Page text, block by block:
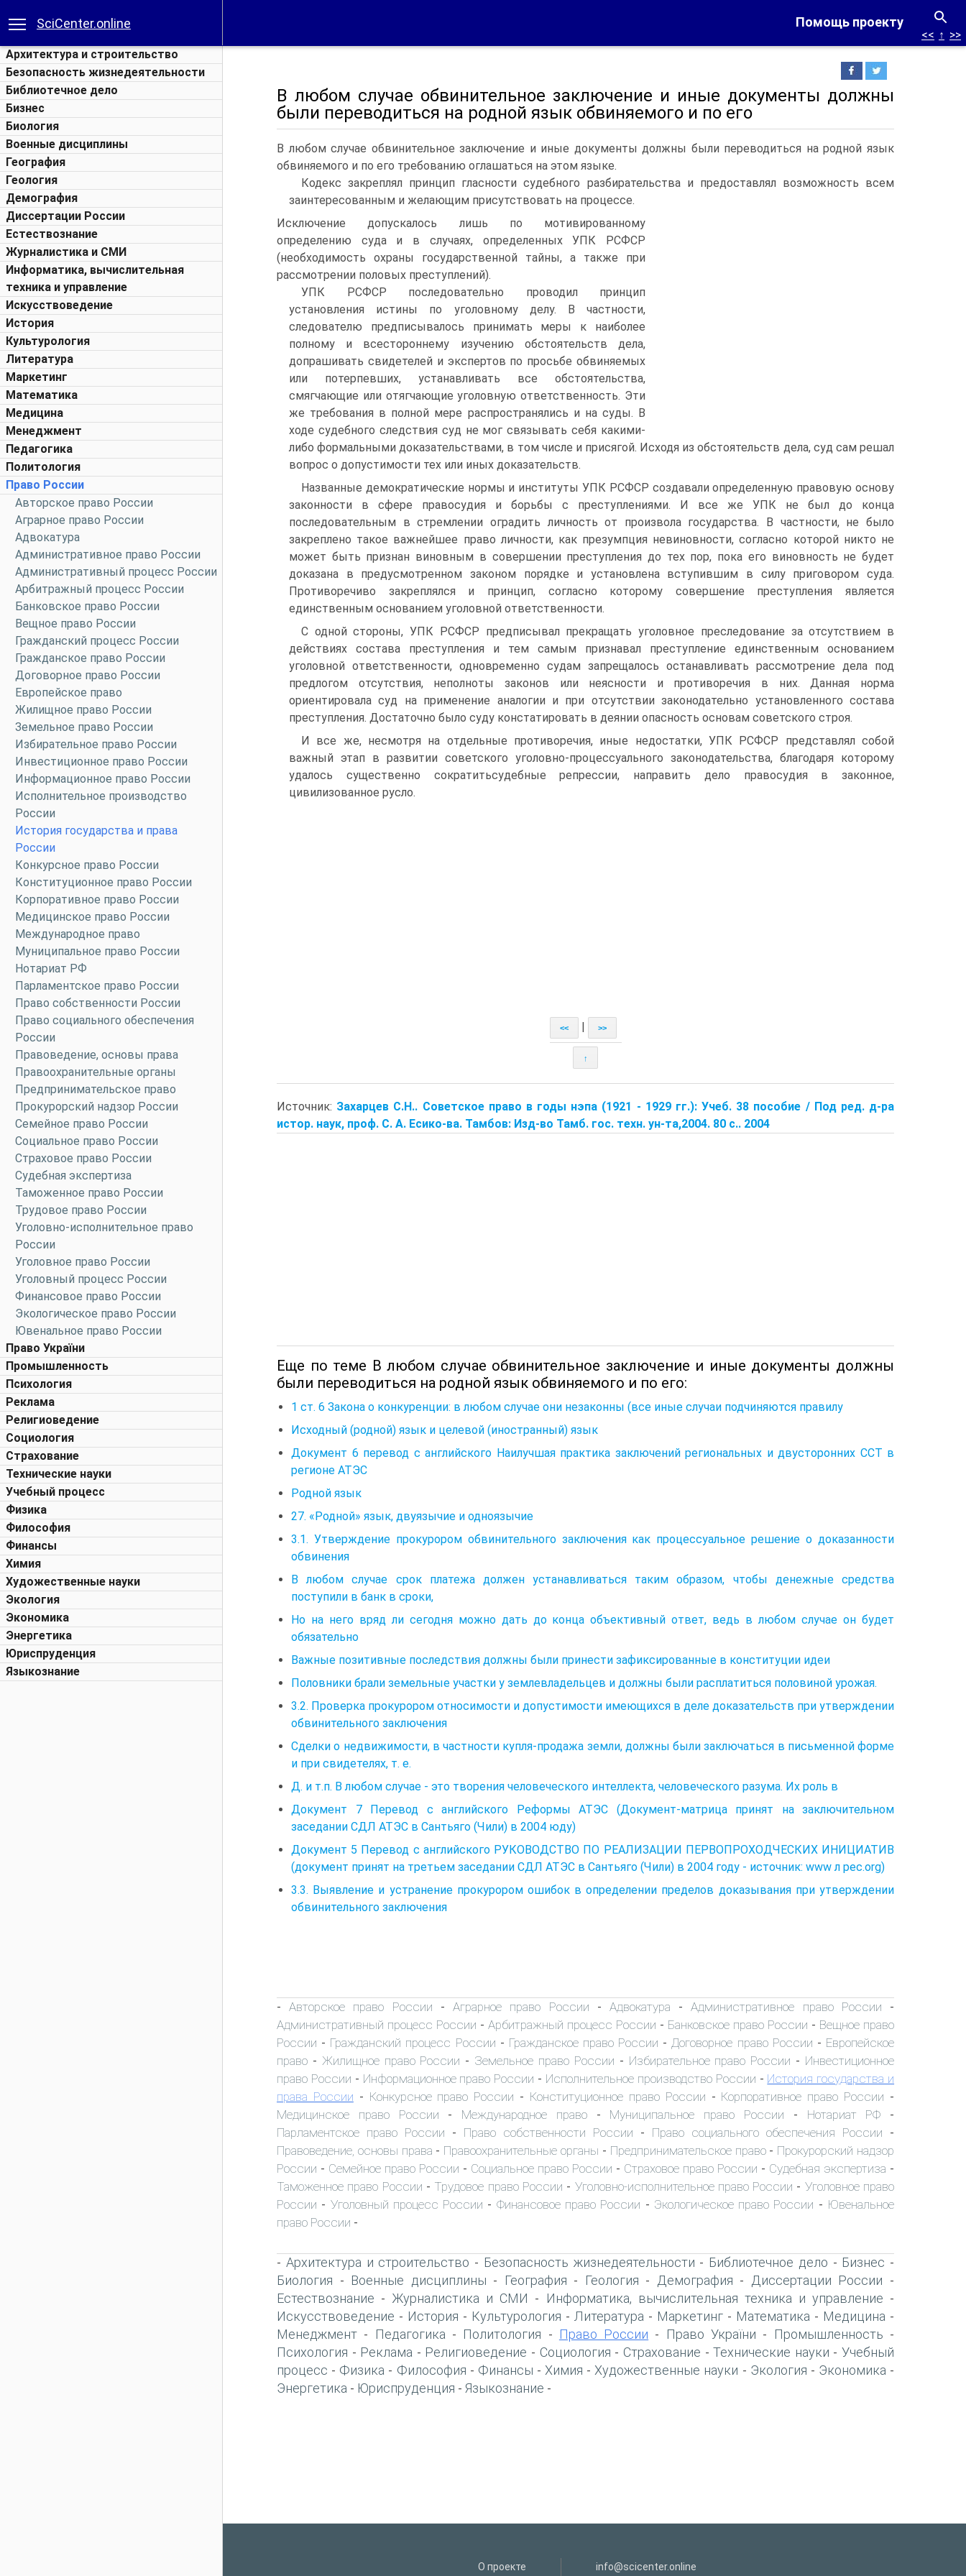
Помощь проекту
SciCenter.online
Архитектура и строительство
Безопасность жизнедеятельности
Библиотечное дело
Бизнес
Биология
Военные дисциплины
География
Геология
Демография
Диссертации России
Естествознание
Журналистика и СМИ
Информатика, вычислительная
техника и управление
Искусствоведение
История
Культурология
Литература
Маркетинг
Математика
Медицина
Менеджмент
Педагогика
Политология
Право России
Авторское право России
Аграрное право России
Адвокатура
Административное право России
Административный процесс России
Арбитражный процесс России
Банковское право России
Вещное право России
Гражданский процесс России
Гражданское право России
Договорное право России
Европейское право
Жилищное право России
Земельное право России
Избирательное право России
Инвестиционное право России
Информационное право России
Исполнительное производство
России
История государства и права
России
Конкурсное право России
Конституционное право России
Корпоративное право России
Медицинское право России
Международное право
Муниципальное право России
Нотариат РФ
Парламентское право России
Право собственности России
Право социального обеспечения
России
Правоведение, основы права
Правоохранительные органы
Предпринимательское право
Прокурорский надзор России
Семейное право России
Социальное право России
Страховое право России
Судебная экспертиза
Таможенное право России
Трудовое право России
Уголовно-исполнительное право
России
Уголовное право России
Уголовный процесс России
Финансовое право России
Экологическое право России
Ювенальное право России
Право України
Промышленность
Психология
Реклама
Религиоведение
Социология
Страхование
Технические науки
Учебный процесс
Физика
Философия
Финансы
Химия
Художественные науки
Экология
Экономика
Энергетика
Юриспруденция
Языкознание
<< ↑ >>
В любом случае обвинительное заключение и иные документы должны
были переводиться на родной язык обвиняемого и по его
В любом случае обвинительное заключение и иные документы должны были переводиться на родной язык
обвиняемого и по его требованию оглашаться на этом языке.
Кодекс закреплял принцип гласности судебного разбирательства и предоставлял возможность всем
заинтересованным и желающим присутствовать на процессе.
Исключение допускалось лишь по мотивированному
определению суда и в случаях, определенных УПК РСФСР
(необходимость охраны государственной тайны, а также при
рассмотрении половых преступлений).
УПК РСФСР последовательно проводил принцип
установления истины по уголовному делу. В частности,
следователю предписывалось принимать меры к наиболее
полному и всестороннему изучению обстоятельств дела,
допрашивать свидетелей и экспертов по просьбе обвиняемых
или потерпевших, устанавливать все обстоятельства,
смягчающие или отягчающие уголовную ответственность. Эти
же требования в полной мере распространялись и на суды. В
ходе судебного следствия суд не мог связывать себя какими-
либо формальными доказательствами, в том числе и присягой. Исходя из обстоятельств дела, суд сам решал
вопрос о допустимости тех или иных доказательств.
Названные демократические нормы и институты УПК РСФСР создавали определенную правовую основу
законности в сфере правосудия и борьбы с преступлениями. И все же УПК не был до конца
последовательным в стремлении оградить личность от произвола государства. В частности, не было
закреплено такое важнейшее право личности, как презумпция невиновности, согласно которой никто не
может быть признан виновным в совершении преступления до тех пор, пока его виновность не будет
доказана в предусмотренном законом порядке и установлена вступившим в силу приговором суда.
Противоречиво закреплялся и принцип, согласно которому совершение преступления является
единственным основанием уголовной ответственности.
С одной стороны, УПК РСФСР предписывал прекращать уголовное преследование за отсутствием в
действиях состава преступления и тем самым признавал преступление единственным основанием
уголовной ответственности, одновременно судам запрещалось останавливать рассмотрение дела под
предлогом отсутствия, неполноты законов или неясности и противоречия в них. Данная норма
ориентировала суд на применение аналогии и при отсутствии законодательно установленного состава
преступления. Достаточно было суду констатировать в деянии опасность основам советского строя.
И все же, несмотря на отдельные противоречия, иные недостатки, УПК РСФСР представлял собой
важный этап в развитии советского уголовно-процессуального законодательства, благодаря которому
удалось существенно сократитьсудебные репрессии, направить дело правосудия в законное,
цивилизованное русло.
<< >>
↑
Источник: Захарцев С.Н.. Советское право в годы нэпа (1921 - 1929 гг.): Учеб. 38 пособие / Под ред. д-ра
истор. наук, проф. С. А. Есико-ва. Тамбов: Изд-во Тамб. гос. техн. ун-та,2004. 80 с.. 2004
Еще по теме В любом случае обвинительное заключение и иные документы должны
были переводиться на родной язык обвиняемого и по его:
1 ст. 6 Закона о конкуренции: в любом случае они незаконны (все иные случаи подчиняются правилу
Исходный (родной) язык и целевой (иностранный) язык
Документ 6 перевод с английского Наилучшая практика заключений региональных и двусторонних ССТ в
регионе АТЭС
Родной язык
27. «Родной» язык, двуязычие и одноязычие
3.1. Утверждение прокурором обвинительного заключения как процессуальное решение о доказанности
обвинения
В любом случае срок платежа должен устанавливаться таким образом, чтобы денежные средства
поступили в банк в сроки,
Но на него вряд ли сегодня можно дать до конца объективный ответ, ведь в любом случае он будет
обязательно
Важные позитивные последствия должны были принести зафиксированные в конституции идеи
Половники брали земельные участки у землевладельцев и должны были расплатиться половиной урожая.
3.2. Проверка прокурором относимости и допустимости имеющихся в деле доказательств при утверждении
обвинительного заключения
Сделки о недвижимости, в частности купля-продажа земли, должны были заключаться в письменной форме
и при свидетелях, т. е.
Д. и т.п. В любом случае - это творения человеческого интеллекта, человеческого разума. Их роль в
Документ 7 Перевод с английского Реформы АТЭС (Документ-матрица принят на заключительном
заседании СДЛ АТЭС в Сантьяго (Чили) в 2004 юду)
Документ 5 Перевод с английского РУКОВОДСТВО ПО РЕАЛИЗАЦИИ ПЕРВОПРОХОДЧЕСКИХ ИНИЦИАТИВ
(документ принят на третьем заседании СДЛ АТЭС в Сантьяго (Чили) в 2004 году - источник: www л pec.org)
3.3. Выявление и устранение прокурором ошибок в определении пределов доказывания при утверждении
обвинительного заключения
-Авторское право России -Аграрное право России - Адвокатура -Административное право России -
Административный процесс России - Арбитражный процесс России - Банковское право России - Вещное право
России - Гражданский процесс России - Гражданское право России - Договорное право России - Европейское
право - Жилищное право России - Земельное право России - Избирательное право России - Инвестиционное
право России - Информационное право России - Исполнительное производство России - История государства и
права России - Конкурсное право России - Конституционное право России - Корпоративное право России -
Медицинское право России - Международное право- Муниципальное право России - Нотариат РФ -
Парламентское право России - Право собственности России - Право социального обеспечения России -
Правоведение, основы права - Правоохранительные органы - Предпринимательское право- Прокурорский надзор
России - Семейное право России - Социальное право России - Страховое право России - Судебная экспертиза -
Таможенное право России - Трудовое право России - Уголовно-исполнительное право России - Уголовное право
России - Уголовный процесс России - Финансовое право России - Экологическое право России - Ювенальное
право России -
- Архитектура и строительство - Безопасность жизнедеятельности - Библиотечное дело - Бизнес -
Биология - Военные дисциплины - География - Геология - Демография - Диссертации России -
Естествознание - Журналистика и СМИ - Информатика, вычислительная техника и управление -
Искусствоведение - История - Культурология - Литература - Маркетинг - Математика - Медицина -
Менеджмент - Педагогика - Политология - Право России - Право України - Промышленность -
Психология - Реклама - Религиоведение - Социология - Страхование -Технические науки -Учебный
процесс - Физика - Философия - Финансы - Химия - Художественные науки - Экология - Экономика -
Энергетика - Юриспруденция - Языкознание -
О проекте info@scicenter.online